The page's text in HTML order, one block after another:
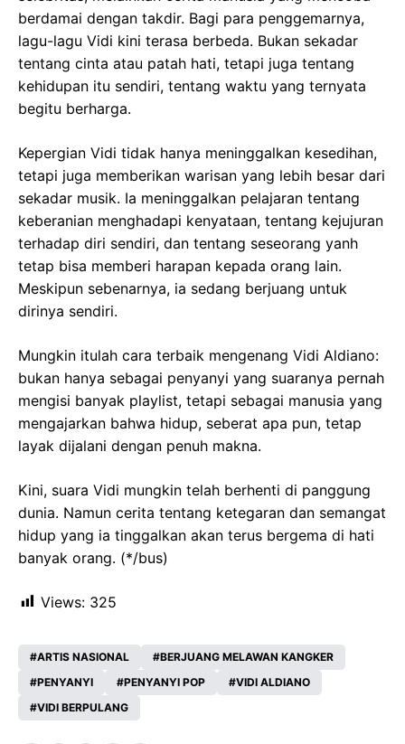
berdamai dengan takdir. Bagi para penggemarnya,
lagu-lagu Vidi kini terasa berbeda. Bukan sekadar
tentang cinta atau patah hati, tetapi juga tentang
kehidupan itu sendiri, tentang waktu yang ternyata
begitu berharga.
Kepergian Vidi tidak hanya meninggalkan kesedihan,
tetapi juga memberikan warisan yang lebih besar dari
sekadar musik. Ia meninggalkan pelajaran tentang
keberanian menghadapi kenyataan, tentang kejujuran
terhadap diri sendiri, dan tentang seseorang yanh
tetap bisa memberi harapan kepada orang lain.
Meskipun sebenarnya, ia sedang berjuang untuk
dirinya sendiri.
Mungkin itulah cara terbaik mengenang Vidi Aldiano:
bukan hanya sebagai penyanyi yang suaranya pernah
mengisi banyak playlist, tetapi sebagai manusia yang
mengajarkan bahwa hidup, seberat apa pun, tetap
layak dijalani dengan penuh makna.
Kini, suara Vidi mungkin telah berhenti di panggung
dunia. Namun cerita tentang ketegaran dan semangat
hidup yang ia tinggalkan akan terus bergema di hati
banyak orang. (*/bus)
Views: 325
ARTIS NASIONAL
BERJUANG MELAWAN KANGKER
PENYANYI
PENYANYI POP
VIDI ALDIANO
VIDI BERPULANG